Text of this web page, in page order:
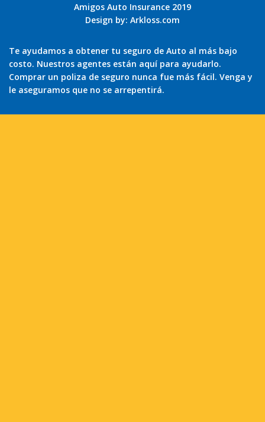
Amigos Auto Insurance 2019
Design by: Arkloss.com
Te ayudamos a obtener tu seguro de Auto al más bajo
costo. Nuestros agentes están aquí para ayudarlo.
Comprar un poliza de seguro nunca fue más fácil. Venga y
le aseguramos que no se arrepentirá.